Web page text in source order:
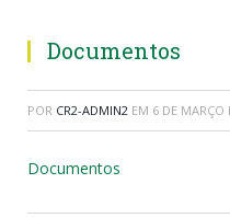
Documentos
POR CR2-ADMIN2 EM 6 DE MARÇO
Documentos